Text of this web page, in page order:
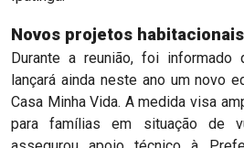
Novos projetos habitacionais
Durante a reunião, foi informado
lançará ainda neste ano um novo
Casa Minha Vida. A medida visa
para famílias em situação de